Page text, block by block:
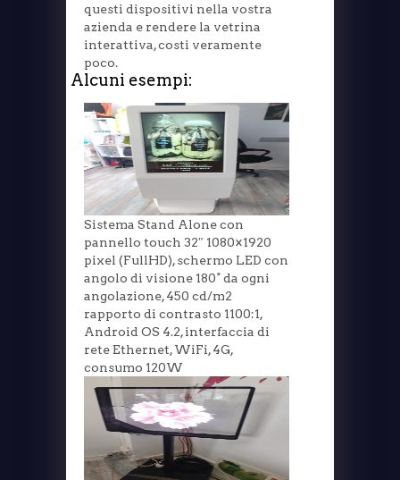
questi dispositivi nella vostra
azienda e rendere la vetrina
interattiva, costi veramente
poco.
Alcuni esempi:
Sistema Stand Alone con
pannello touch 32″ 1080×1920
pixel (FullHD), schermo LED con
angolo di visione 180° da ogni
angolazione, 450 cd/m2
rapporto di contrasto 1100:1,
Android OS 4.2, interfaccia di
rete Ethernet, WiFi, 4G,
consumo 120W